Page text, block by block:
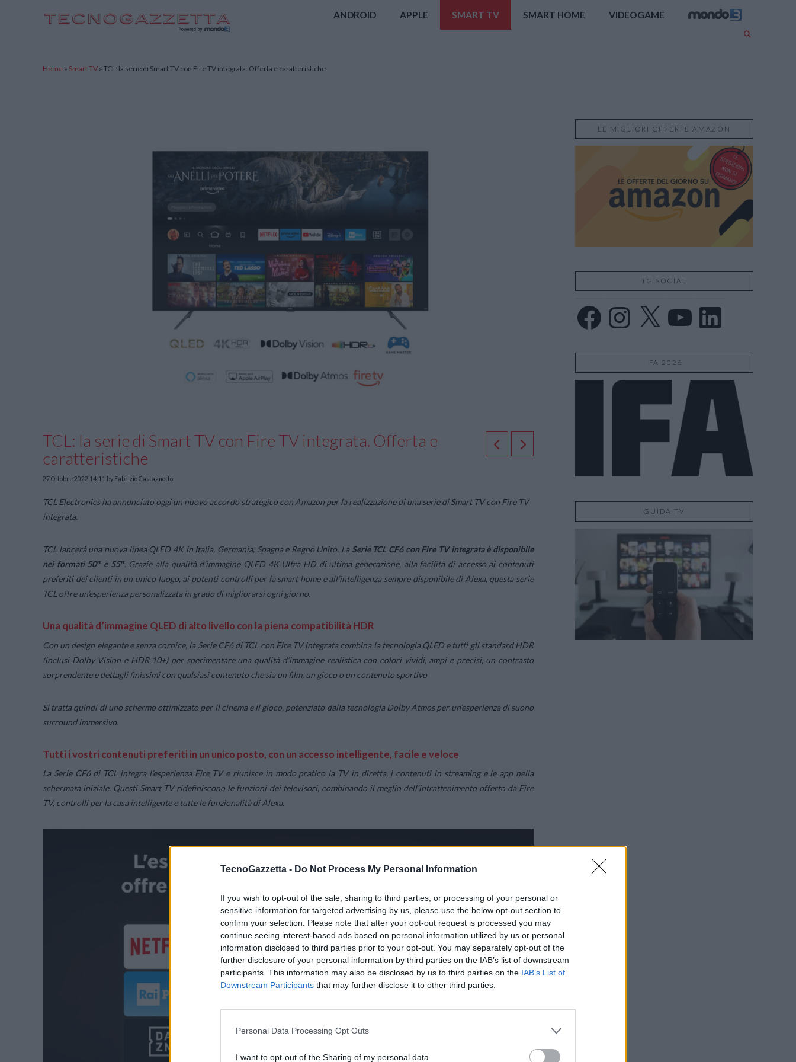
TecnoGazzetta - Do Not Process My Personal Information
If you wish to opt-out of the sale, sharing to third parties, or processing of your personal or
sensitive information for targeted advertising by us, please use the below opt-out section to
confirm your selection. Please note that after your opt-out request is processed you may
continue seeing interest-based ads based on personal information utilized by us or personal
information disclosed to third parties prior to your opt-out. You may separately opt-out of the
further disclosure of your personal information by third parties on the IAB’s list of downstream
participants. This information may also be disclosed by us to third parties on the IAB’s List of
Downstream Participants that may further disclose it to other third parties.
Personal Data Processing Opt Outs
I want to opt-out of the Sharing of my personal data.
ANDROID APPLE SMART TV SMART HOME VIDEOGAME
Home » Smart TV » TCL: la serie di Smart TV con Fire TV integrata. Offerta e caratteristiche
TCL: la serie di Smart TV con Fire TV integrata. Offerta e
caratteristiche
27 Ottobre 2022 14:11 by Fabrizio Castagnotto
TCL Electronics ha annunciato oggi un nuovo accordo strategico con Amazon per la realizzazione di una serie di Smart TV con Fire TV
integrata.
TCL lancerà una nuova linea QLED 4K in Italia, Germania, Spagna e Regno Unito. LaSerie TCL CF6 con Fire TV integrata è disponibile
nei formati 50″ e 55″. Grazie alla qualità d’immagine QLED 4K Ultra HD di ultima generazione, alla facilità di accesso ai contenuti
preferiti dei clienti in un unico luogo, ai potenti controlli per la smart home e all’intelligenza sempre disponibile di Alexa, questa serie
TCL offre un’esperienza personalizzata in grado di migliorarsi ogni giorno.
Una qualità d’immagine QLED di alto livello con la piena compatibilità HDR
Con un design elegante e senza cornice, la Serie CF6 di TCL con Fire TV integrata combina la tecnologia QLED e tutti gli standard HDR
(inclusi Dolby Vision e HDR 10+) per sperimentare una qualità d’immagine realistica con colori vividi, ampi e precisi, un contrasto
sorprendente e dettagli finissimi con qualsiasi contenuto che sia un film, un gioco o un contenuto sportivo
Si tratta quindi di uno schermo ottimizzato per il cinema e il gioco, potenziato dalla tecnologia Dolby Atmos per un’esperienza di suono
surround immersivo.
Tutti i vostri contenuti preferiti in un unico posto, con un accesso intelligente, facile e veloce
La Serie CF6 di TCL integra l’esperienza Fire TV e riunisce in modo pratico la TV in diretta, i contenuti in streaming e le app nella
schermata iniziale. Questi Smart TV ridefiniscono le funzioni dei televisori, combinando il meglio dell’intrattenimento offerto da Fire
TV, controlli per la casa intelligente e tutte le funzionalità di Alexa.
LE MIGLIORI OFFERTE AMAZON
TG SOCIAL
Facebook Instagram YouTube LinkedIn
IFA 2026
GUIDA TV